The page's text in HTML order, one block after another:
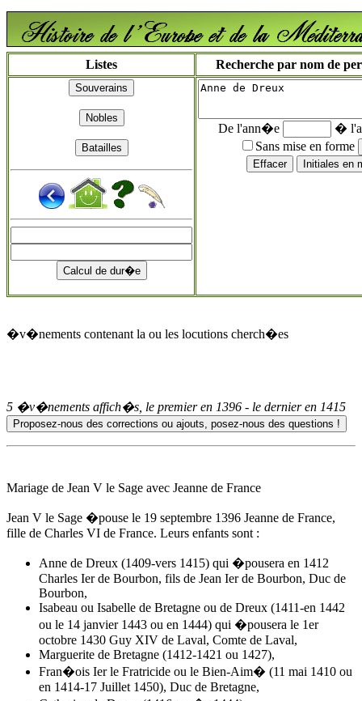
Listes Recherche par nom de
De l'ann�e
�
Sans mise en forme
�v�nements contenant la ou les locutions cherch�es
5 �v�nements affich�s, le premier en 1396 - le dernier en 1415
Mariage de Jean V le Sage avec Jeanne de France
Jean V le Sage �pouse le 19 septembre 1396 Jeanne de France,
fille de Charles VI de France. Leurs enfants sont :
Anne de Dreux (1409-vers 1415) qui �pousera en 1412
Charles Ier de Bourbon, fils de Jean Ier de Bourbon, Duc de
Bourbon,
Isabeau ou Isabelle de Bretagne ou de Dreux (1411-en 1442
ou le 14 janvier 1443 ou en 1444) qui �pousera le 1er
octobre 1430 Guy XIV de Laval, Comte de Laval,
Marguerite de Bretagne (1412-1421 ou 1427),
Fran�ois Ier le Fratricide ou le Bien-Aim� (11 mai 1410 ou
en 1414-17 Juillet 1450), Duc de Bretagne,